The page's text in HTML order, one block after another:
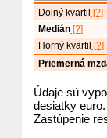
Dolný kvartil
[?]
Medián[?]
Horný kvartil
[?]
Priemerná
Údaje sú
desiatky euro.
Zastúpenie